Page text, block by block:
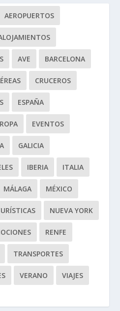
AEROPUERTOS
AVE BARCELONA
CRUCEROS
ESPAÑA
EVENTOS
GALICIA
IBERIA ITALIA
MÁLAGA MÉXICO
NUEVA YORK
RENFE
TRANSPORTES
VERANO VIAJES